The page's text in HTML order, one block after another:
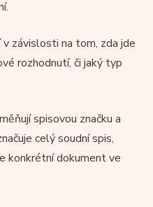
závislosti na tom, zda jde
rozhodnutí, či jaký typ
spisovou značku a
celý soudní spis,
konkrétní dokument ve